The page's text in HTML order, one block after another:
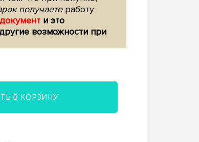
получаетеработу
и это
возможности при
В КОРЗИНУ